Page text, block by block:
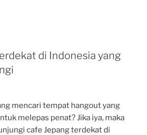
di Indonesia yang
mencari tempat hangout yang
melepas penat? Jika iya, maka
cafe Jepang terdekat di